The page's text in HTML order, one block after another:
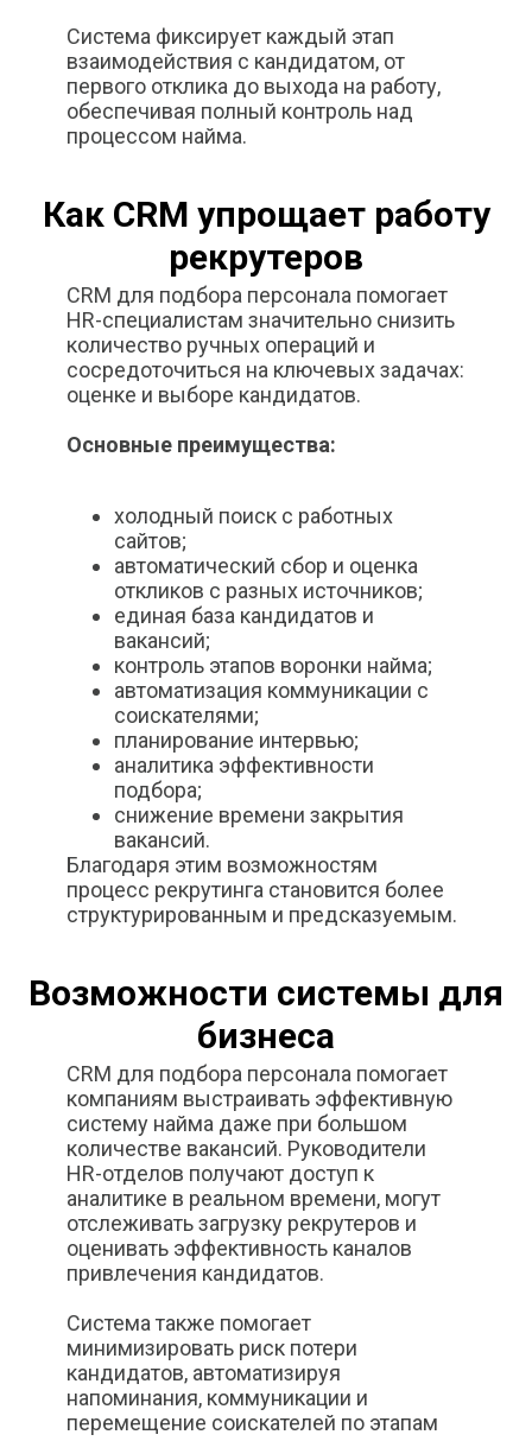
Система фиксирует каждый этап
взаимодействия с кандидатом, от
первого отклика до выхода на работу,
обеспечивая полный контроль над
процессом найма.
Как CRM упрощает работу
рекрутеров
CRM для подбора персонала помогает
HR-специалистам значительно снизить
количество ручных операций и
сосредоточиться на ключевых задачах:
оценке и выборе кандидатов.
Основные преимущества:
холодный поиск с работных
сайтов;
автоматический сбор и оценка
откликов с разных источников;
единая база кандидатов и
вакансий;
контроль этапов воронки найма;
автоматизация коммуникации с
соискателями;
планирование интервью;
аналитика эффективности
подбора;
снижение времени закрытия
вакансий.
Благодаря этим возможностям
процесс рекрутинга становится более
структурированным и предсказуемым.
Возможности системы для
бизнеса
CRM для подбора персонала помогает
компаниям выстраивать эффективную
систему найма даже при большом
количестве вакансий. Руководители
HR-отделов получают доступ к
аналитике в реальном времени, могут
отслеживать загрузку рекрутеров и
оценивать эффективность каналов
привлечения кандидатов.
Система также помогает
минимизировать риск потери
кандидатов, автоматизируя
напоминания, коммуникации и
перемещение соискателей по этапам